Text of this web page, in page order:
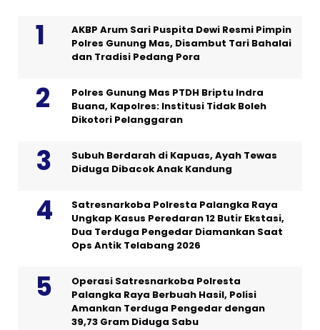
AKBP Arum Sari Puspita Dewi Resmi Pimpin
Polres Gunung Mas, Disambut Tari Bahalai
dan Tradisi Pedang Pora
Polres Gunung Mas PTDH Briptu Indra
Buana, Kapolres: Institusi Tidak Boleh
Dikotori Pelanggaran
Subuh Berdarah di Kapuas, Ayah Tewas
Diduga Dibacok Anak Kandung
Satresnarkoba Polresta Palangka Raya
Ungkap Kasus Peredaran 12 Butir Ekstasi,
Dua Terduga Pengedar Diamankan Saat
Ops Antik Telabang 2026
Operasi Satresnarkoba Polresta
Palangka Raya Berbuah Hasil, Polisi
Amankan Terduga Pengedar dengan
39,73 Gram Diduga Sabu